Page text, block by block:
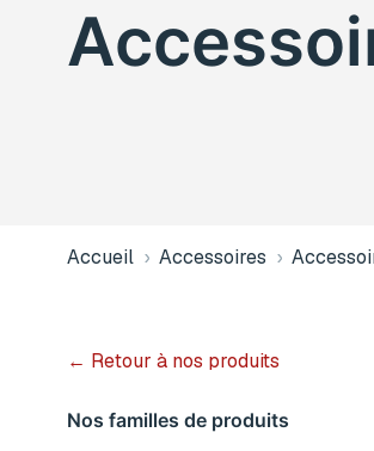
Accueil › Accessoires ›
← Retour à nos produits
Nos familles de produits